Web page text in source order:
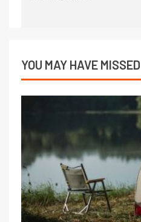
YOU MAY HAVE MISSED